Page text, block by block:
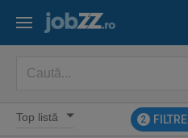
2 FILTRE